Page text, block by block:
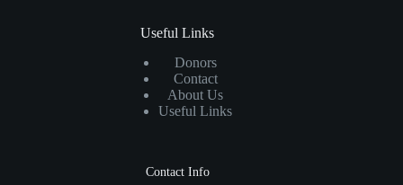
Useful Links
Donors
Contact
About Us
Useful Links
Contact Info